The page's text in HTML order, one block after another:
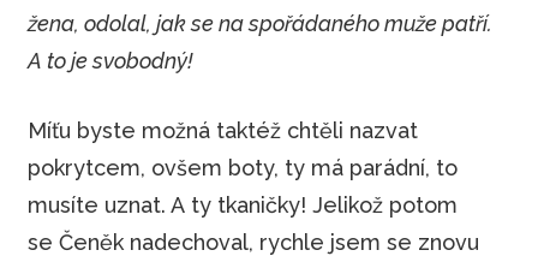
žena, odolal, jak se na spořádaného muže patří.
A to je svobodný!
Míťu byste možná taktéž chtěli nazvat
pokrytcem, ovšem boty, ty má parádní, to
musíte uznat. A ty tkaničky! Jelikož potom
se Čeněk nadechoval, rychle jsem se znovu